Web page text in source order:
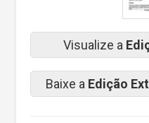
Visualize a
Baixe a Edição